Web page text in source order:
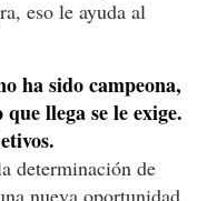
eso le ayuda al
ha sido campeona,
llega se le exige.
determinación de